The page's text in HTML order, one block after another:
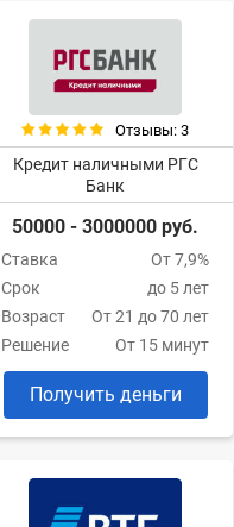
Отзывы: 3
Кредит наличными РГС
Банк
50000 - 3000000 руб.
Ставка
От 7,9%
Срок
до 5 лет
Возраст
От 21 до 70 лет
Решение
От 15 минут
Получить деньги